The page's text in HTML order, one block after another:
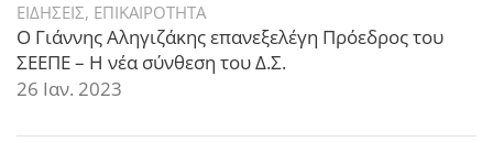
ΕΙΔΗΣΕΙΣ, ΕΠΙΚΑΙΡΟΤΗΤΑ
Ο Γιάννης Αληγιζάκης επανεξελέγη Πρόεδρος του
ΣΕΕΠΕ – Η νέα σύνθεση του Δ.Σ.
26 Ιαν. 2023